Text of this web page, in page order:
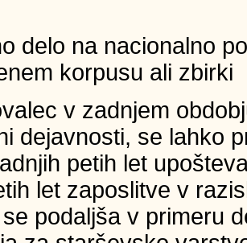
delo na nacionalno
korpusu ali zbirki
v zadnjem
dejavnosti, se lahko
petih let
let zaposlitve v
podaljša v primeru